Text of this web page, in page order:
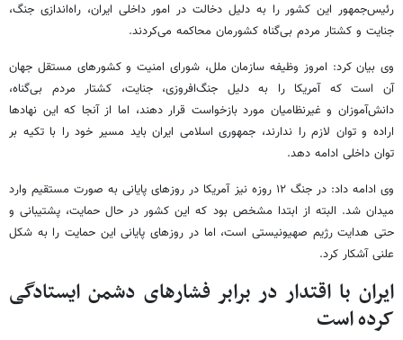
رئیس‌جمهور این کشور را به دلیل دخالت در امور داخلی ایران، راه‌اندازی جنگ،
جنایت و کشتار مردم بی‌گناه کشورمان محاکمه می‌کردند.
وی بیان کرد: امروز وظیفه سازمان ملل، شورای امنیت و کشورهای مستقل جهان
آن است که آمریکا را به دلیل جنگ‌افروزی، جنایت، کشتار مردم بی‌گناه،
دانش‌آموزان و غیرنظامیان مورد بازخواست قرار دهند، اما از آنجا که این نهادها
اراده و توان لازم را ندارند، جمهوری اسلامی ایران باید مسیر خود را با تکیه بر
توان داخلی ادامه دهد.
وی ادامه داد: در جنگ ۱۲ روزه نیز آمریکا در روزهای پایانی به صورت مستقیم وارد
میدان شد. البته از ابتدا مشخص بود که این کشور در حال حمایت، پشتیبانی و
حتی هدایت رژیم صهیونیستی است، اما در روزهای پایانی این حمایت را به شکل
علنی آشکار کرد.
ایران با اقتدار در برابر فشارهای دشمن ایستادگی
کرده است